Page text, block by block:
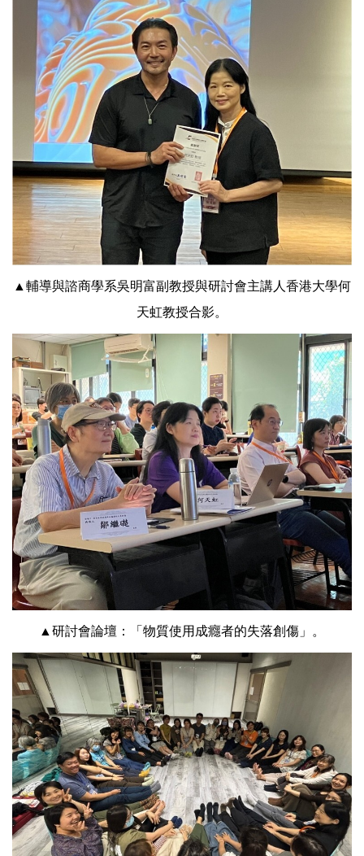
▲輔導與諮商學系吳明富副教授與研討會主講人香港大學何
天虹教授合影。
▲研討會論壇：「物質使用成癮者的失落創傷」。